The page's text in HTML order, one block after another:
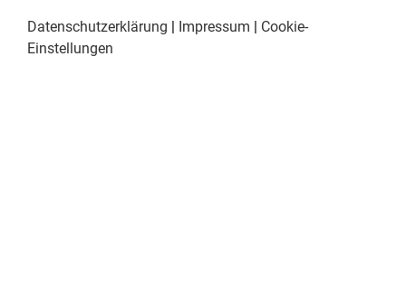
Datenschutzerklärung | Impressum | Cookie-
Einstellungen